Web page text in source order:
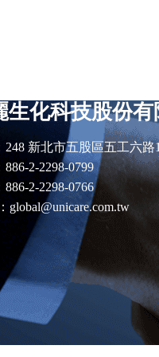
生化科技股份有
248 新北市五股區五工六路
886-2-2298-0799
886-2-2298-0766
global@unicare.com.tw